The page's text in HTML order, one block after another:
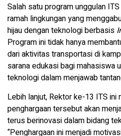
Salah satu program unggulan
ramah lingkungan yang
hijau dengan teknologi berbasis
Program ini tidak hanya
dari aktivitas transportasi di
sarana edukasi bagi mahasiswa
teknologi dalam menjawab
Lebih lanjut, Rektor ke-13 ITS ini
penghargaan tersebut akan
terus berinovasi dalam bidang
“Penghargaan ini menjadi